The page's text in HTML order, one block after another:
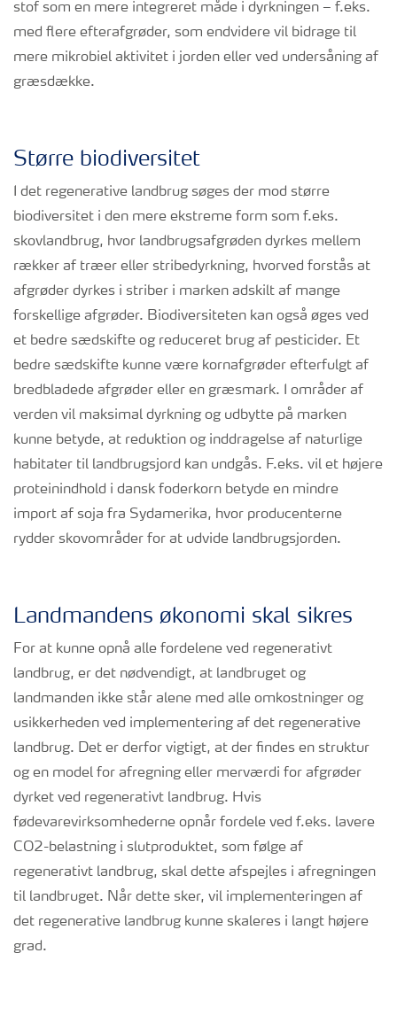
stof som en mere integreret måde i dyrkningen – f.eks.
med flere efterafgrøder, som endvidere vil bidrage til
mere mikrobiel aktivitet i jorden eller ved undersåning af
græsdække.
Større biodiversitet
I det regenerative landbrug søges der mod større
biodiversitet i den mere ekstreme form som f.eks.
skovlandbrug, hvor landbrugsafgrøden dyrkes mellem
rækker af træer eller stribedyrkning, hvorved forstås at
afgrøder dyrkes i striber i marken adskilt af mange
forskellige afgrøder. Biodiversiteten kan også øges ved
et bedre sædskifte og reduceret brug af pesticider. Et
bedre sædskifte kunne være kornafgrøder efterfulgt af
bredbladede afgrøder eller en græsmark. I områder af
verden vil maksimal dyrkning og udbytte på marken
kunne betyde, at reduktion og inddragelse af naturlige
habitater til landbrugsjord kan undgås. F.eks. vil et højere
proteinindhold i dansk foderkorn betyde en mindre
import af soja fra Sydamerika, hvor producenterne
rydder skovområder for at udvide landbrugsjorden.
Landmandens økonomi skal sikres
For at kunne opnå alle fordelene ved regenerativt
landbrug, er det nødvendigt, at landbruget og
landmanden ikke står alene med alle omkostninger og
usikkerheden ved implementering af det regenerative
landbrug. Det er derfor vigtigt, at der findes en struktur
og en model for afregning eller merværdi for afgrøder
dyrket ved regenerativt landbrug. Hvis
fødevarevirksomhederne opnår fordele ved f.eks. lavere
CO2-belastning i slutproduktet, som følge af
regenerativt landbrug, skal dette afspejles i afregningen
til landbruget. Når dette sker, vil implementeringen af
det regenerative landbrug kunne skaleres i langt højere
grad.